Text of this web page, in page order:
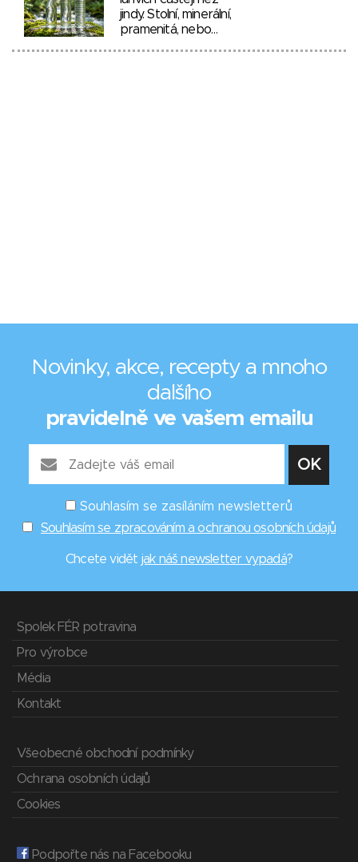
jindy. Stolní, minerální,
pramenitá, nebo…
Novinky, akce, recepty a mnoho
dalšího
pravidelně ve vašem emailu
Souhlasím se zasíláním newsletterů
Souhlasím se zpracováním a ochranou osobních údajů
Chcete vidět jak náš newsletter vypadá?
Spolek FÉR potravina
Pro výrobce
Média
Kontakt
Všeobecné obchodní podmínky
Ochrana osobních údajů
Cookies
Podpořte nás na Facebooku